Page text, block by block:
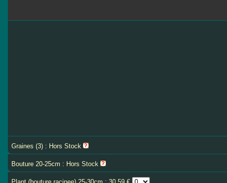
Graines (3) : Hors Stock
Bouture 20-25cm : Hors Stock